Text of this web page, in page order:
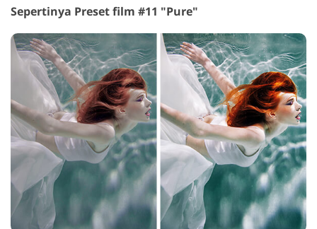
Sepertinya Preset film #11 "Pure"